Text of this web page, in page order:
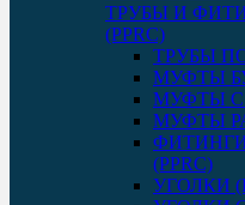
ТРУБЫ И
(PPRC)
ТРУБЫ
МУФТЫ
МУФТЫ C
МУФТЫ
(PPRC)
УГОЛКИ